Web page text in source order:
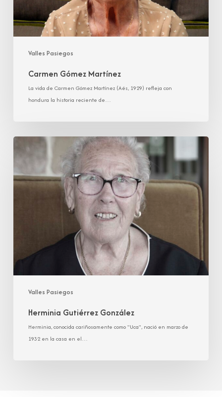
Valles Pasiegos
Carmen Gómez Martínez
La vida de Carmen Gómez Martínez (Aés, 1929) refleja con
hondura la historia reciente de…
Valles Pasiegos
Herminia
Gutiérrez
González
Herminia Gutiérrez González
Herminia, conocida cariñosamente como "Uca", nació en marzo de
1932 en la casa en el…